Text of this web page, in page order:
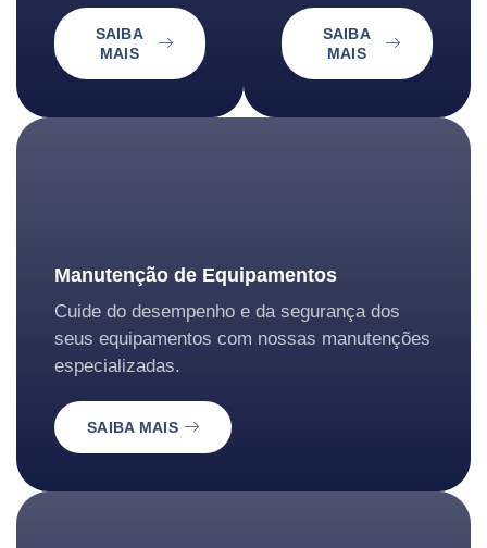
SAIBA
MAIS
SAIBA
MAIS
Manutenção de Equipamentos
Cuide do desempenho e da segurança dos
seus equipamentos com nossas manutenções
especializadas.
SAIBA MAIS